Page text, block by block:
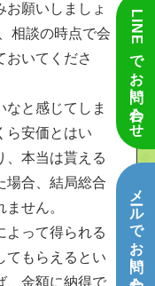
お願いしましょ
相談の時点で会
おいてくださ
なと感じてしま
ら安価とはい
、本当は貰える
場合、結局総合
せん。
よって得られる
てもらえるとい
、金額に納得で
LINEでお問い合わせ
メールでお問い合わせ